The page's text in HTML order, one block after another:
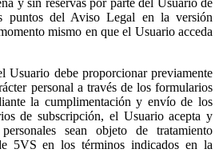
puntos del Aviso Legal en la versión
mismo en que el Usuario acceda
Usuario debe proporcionar previamente
personal a través de los formularios
la cumplimentación y envío de los
de subscripción, el Usuario acepta y
sean objeto de tratamiento
5VS en los términos indicados en la